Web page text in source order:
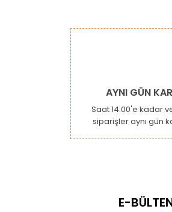
Ürün resmi kalitesiz,
Ürün
Ürün bilgilerinde
Ürün fiyatı diğer
Bu ürüne benzer
AYNI GÜN
Saat 14:00'e kadar
siparişler aynı gün
E-